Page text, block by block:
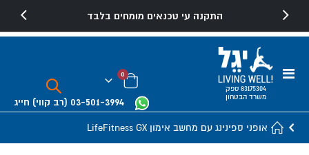
התקנה עי טכנאים מומחים בלבד
Toggle
83175304 ספק
משרד הבטחון
03-501-3994 (רב קווי) חייג
Cart
0פריטים
אופני ספינינג עם מחשב אימון LifeFitness GX